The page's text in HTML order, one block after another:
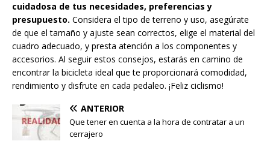
cuidadosa de tus necesidades, preferencias y
presupuesto. Considera el tipo de terreno y uso, asegúrate
de que el tamaño y ajuste sean correctos, elige el material del
cuadro adecuado, y presta atención a los componentes y
accesorios. Al seguir estos consejos, estarás en camino de
encontrar la bicicleta ideal que te proporcionará comodidad,
rendimiento y disfrute en cada pedaleo. ¡Feliz ciclismo!
ANTERIOR
Que tener en cuenta a la hora de contratar a un
cerrajero